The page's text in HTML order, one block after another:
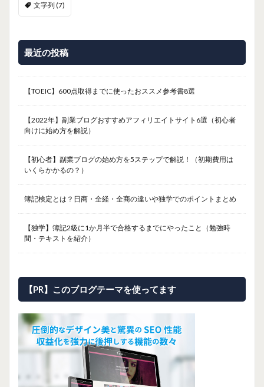
文字列 (7)
最近の投稿
【TOEIC】600点取得までに使ったおススメ参考書8選
【2022年】副業ブログおすすめアフィリエイトサイト6選（初心者
向けに始め方を解説）
【初心者】副業ブログの始め方を5ステップで解説！（初期費用は
いくらかかるの？）
簿記検定とは？日商・全経・全商の違いや独学でのポイントまとめ
【独学】簿記2級に1か月半で合格するまでにやったこと（勉強時
間・テキストを紹介）
【PR】このブログテーマを使ってます